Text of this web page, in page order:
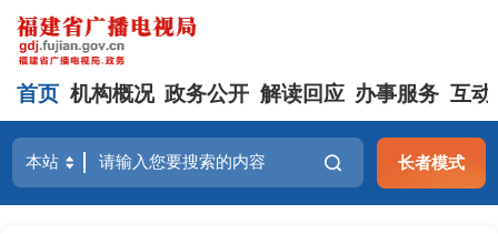
首页 机构概况 政务公开 解读回应 办事服务 互动
长者模式